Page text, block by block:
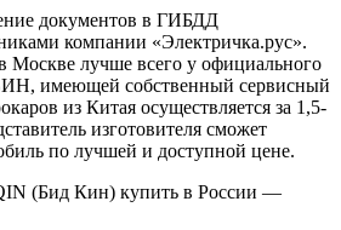
документов в ГИБДД
компании «Электричка.рус».
Москве лучше всего у официального
имеющей собственный сервисный
из Китая осуществляется за 1,5-
изготовителя сможет
по лучшей и доступной цене.
(Бид Кин) купить в России —